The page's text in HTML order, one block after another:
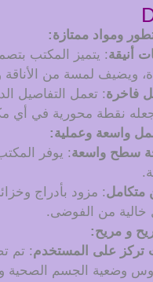
ومواد ممتازة:
أنيقة: يتميز المكتب
ويضيف لمسة من الأناقة
فاخرة: تعمل التفاصيل
نقطة محورية في أي
واسعة وعملية:
سطح واسعة: يوفر
متكامل: مزود بأدراج
خالية من الفوضى.
و مريح:
تركز على المستخدم: تم
وضعية الجسم الصحية